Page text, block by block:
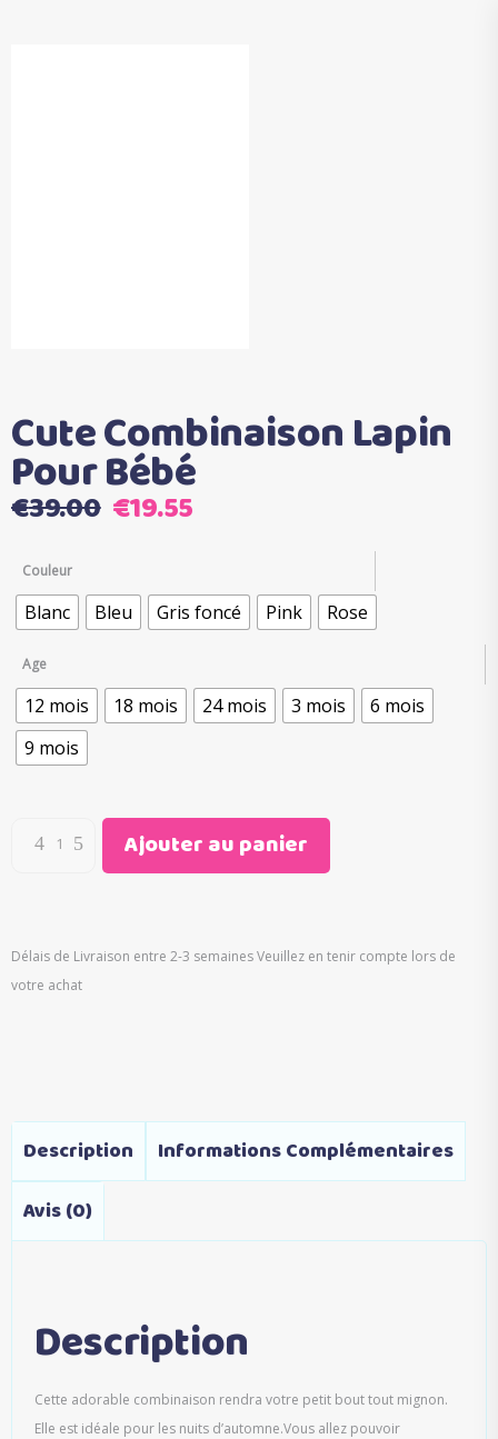
Cute Combinaison Lapin
Pour Bébé
€39.00 Le
était :
€39.00.
€19.55
est :
€19.55.
Couleur
Blanc Bleu Gris foncé Pink Rose
Age
12 mois 18 mois 24 mois 3 mois
6 mois
9 mois
Ajouter au panier
Délais de Livraison entre 2-3 semaines Veuillez en tenir compte lors de
votre achat
Description
Informations Complémentaires
Avis (0)
Description
Cette adorable combinaison rendra votre petit bout tout mignon.
Elle est idéale pour les nuits d’automne.Vous allez pouvoir